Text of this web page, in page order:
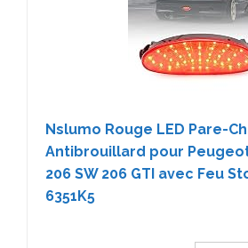
Nslumo Rouge LED Pare-
Antibrouillard pour Peugeot
206 SW 206 GTI avec Feu
6351K5